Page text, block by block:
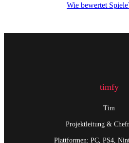
Wie bewertet
timfy
Tim
Projektleitung &
Plattformen: PC, PS4,